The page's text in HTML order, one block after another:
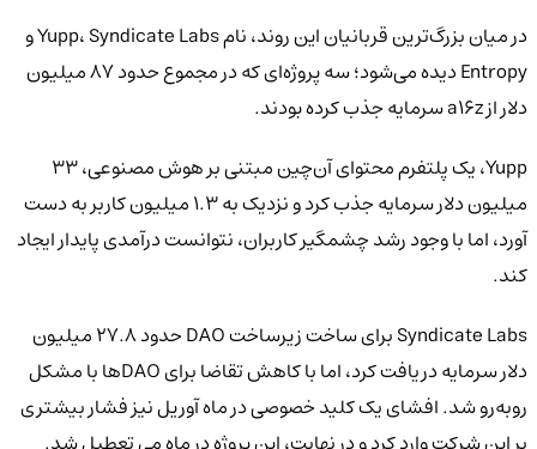
در میان بزرگ‌ترین قربانیان این روند، نام Yupp، Syndicate Labs و
Entropy دیده می‌شود؛ سه پروژه‌ای که در مجموع حدود 87 میلیون
دلار از a16z سرمایه جذب کرده بودند.
Yupp، یک پلتفرم محتوای آن‌چین مبتنی بر هوش مصنوعی، 33
میلیون دلار سرمایه جذب کرد و نزدیک به 1.3 میلیون کاربر به دست
آورد، اما با وجود رشد چشمگیر کاربران، نتوانست درآمدی پایدار ایجاد
کند.
Syndicate Labs برای ساخت زیرساخت DAO حدود 27.8 میلیون
دلار سرمایه دریافت کرد، اما با کاهش تقاضا برای DAOها با مشکل
روبه‌رو شد. افشای یک کلید خصوصی در ماه آوریل نیز فشار بیشتری